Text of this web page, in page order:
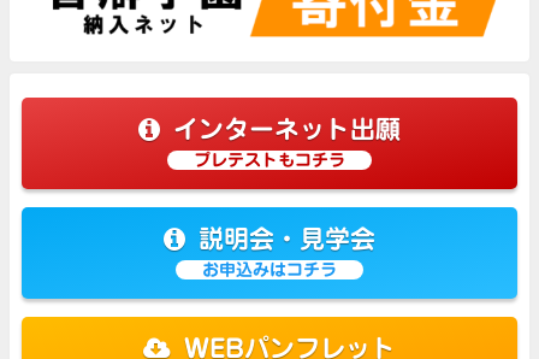
インターネット出願
プレテストもコチラ
説明会・見学会
お申込みはコチラ
WEBパンフレット